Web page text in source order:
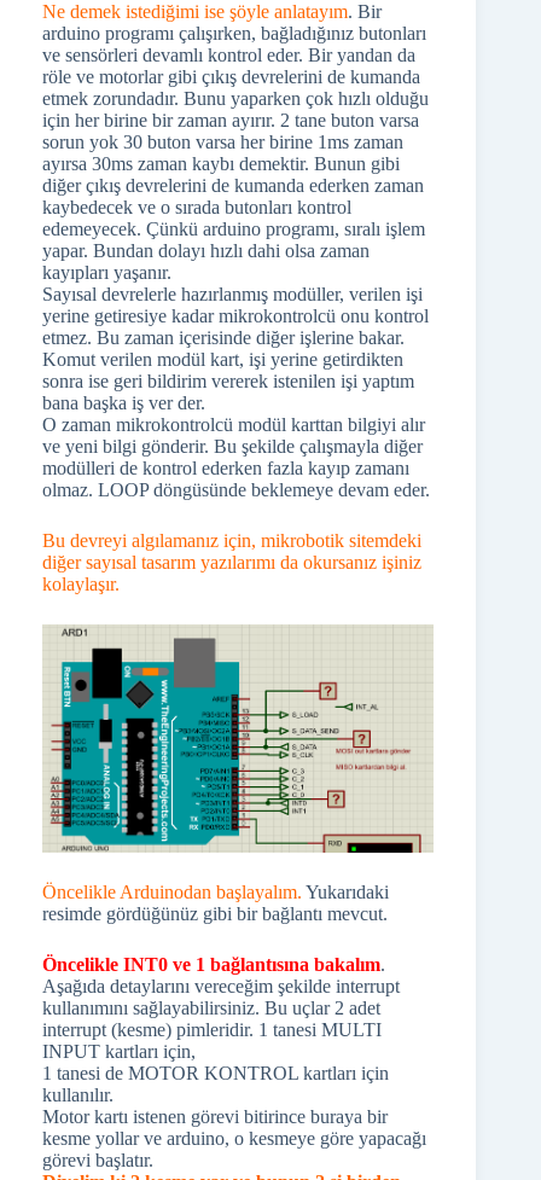
Ne demek istediğimi ise şöyle anlatayım. Bir
arduino programı çalışırken, bağladığınız butonları
ve sensörleri devamlı kontrol eder. Bir yandan da
röle ve motorlar gibi çıkış devrelerini de kumanda
etmek zorundadır. Bunu yaparken çok hızlı olduğu
için her birine bir zaman ayırır. 2 tane buton varsa
sorun yok 30 buton varsa her birine 1ms zaman
ayırsa 30ms zaman kaybı demektir. Bunun gibi
diğer çıkış devrelerini de kumanda ederken zaman
kaybedecek ve o sırada butonları kontrol
edemeyecek. Çünkü arduino programı, sıralı işlem
yapar. Bundan dolayı hızlı dahi olsa zaman
kayıpları yaşanır.
Sayısal devrelerle hazırlanmış modüller, verilen işi
yerine getiresiye kadar mikrokontrolcü onu kontrol
etmez. Bu zaman içerisinde diğer işlerine bakar.
Komut verilen modül kart, işi yerine getirdikten
sonra ise geri bildirim vererek istenilen işi yaptım
bana başka iş ver der.
O zaman mikrokontrolcü modül karttan bilgiyi alır
ve yeni bilgi gönderir. Bu şekilde çalışmayla diğer
modülleri de kontrol ederken fazla kayıp zamanı
olmaz. LOOP döngüsünde beklemeye devam eder.
Bu devreyi algılamanız için, mikrobotik sitemdeki
diğer sayısal tasarım yazılarımı da okursanız işiniz
kolaylaşır.
Öncelikle Arduinodan başlayalım. Yukarıdaki
resimde gördüğünüz gibi bir bağlantı mevcut.
Öncelikle INT0 ve 1 bağlantısına bakalım.
Aşağıda detaylarını vereceğim şekilde interrupt
kullanımını sağlayabilirsiniz. Bu uçlar 2 adet
interrupt (kesme) pimleridir. 1 tanesi MULTI
INPUT kartları için,
1 tanesi de MOTOR KONTROL kartları için
kullanılır.
Motor kartı istenen görevi bitirince buraya bir
kesme yollar ve arduino, o kesmeye göre yapacağı
görevi başlatır.